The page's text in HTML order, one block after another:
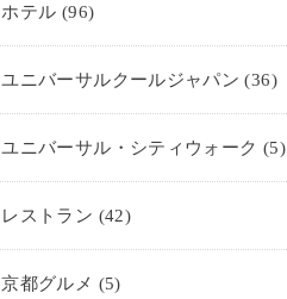
ホテル (96)
ユニバーサルクールジャパン(36)
ユニバーサル・シティウォーク (5)
レストラン (42)
京都グルメ (5)